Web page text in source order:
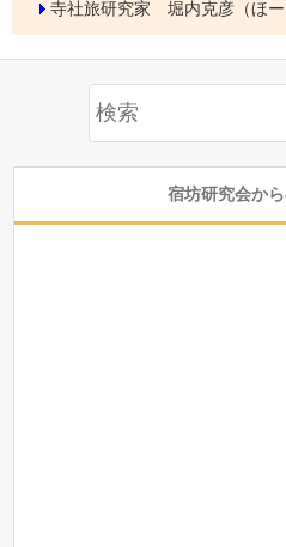
寺社旅研究家 堀内克彦（ほ
宿坊研究会か